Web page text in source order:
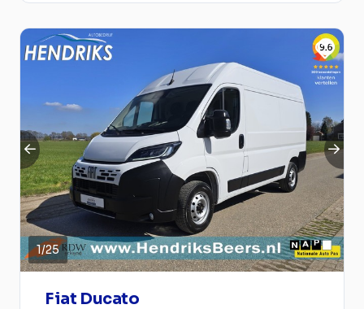
1/25
Fiat Ducato